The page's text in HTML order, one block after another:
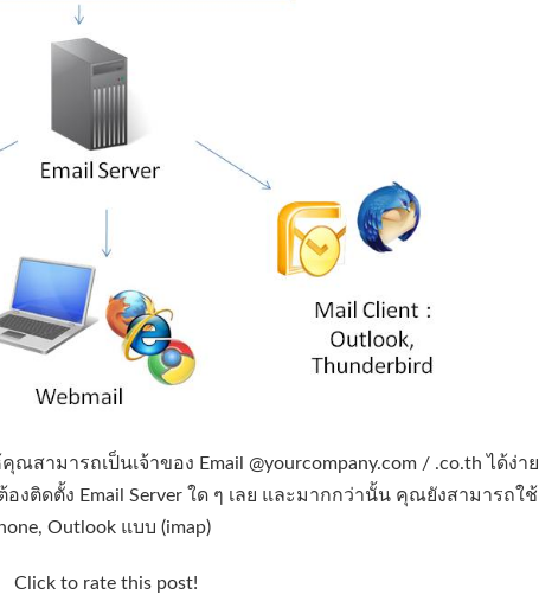
ณสามารถเป็นเจ้าของ Email @yourcompany.com / .co.th ได้ง่าย
งติดตั้ง Email Server ใด ๆ เลย และมากกว่านั้น คุณยังสามารถใช้
Outlook แบบ (imap)
Click to rate this post!